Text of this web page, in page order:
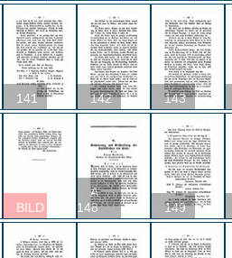
141 142 143
BILD
A
148
149